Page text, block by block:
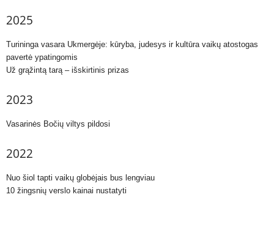
2025
Turininga vasara Ukmergėje: kūryba, judesys ir kultūra vaikų atostogas
pavertė ypatingomis
Už grąžintą tarą – išskirtinis prizas
2023
Vasarinės Bočių viltys pildosi
2022
Nuo šiol tapti vaikų globėjais bus lengviau
10 žingsnių verslo kainai nustatyti